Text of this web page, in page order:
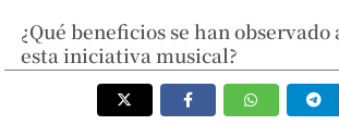
¿Qué beneficios se han observado
esta iniciativa musical?
La experiencia ha contribuido a
prejuicios entre generaciones,